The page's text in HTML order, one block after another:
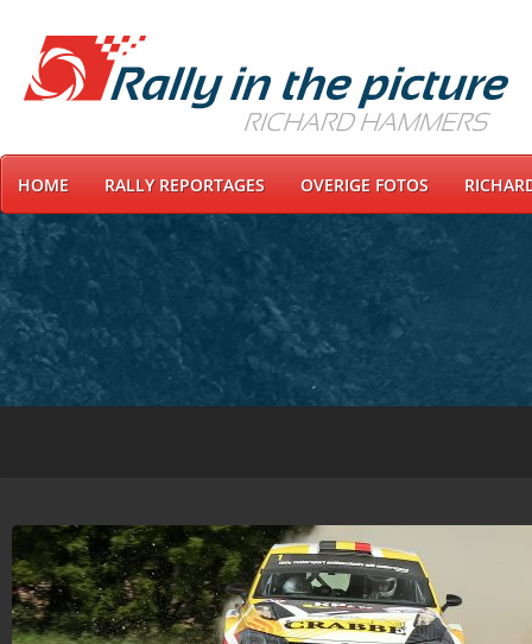
HOME RALLY REPORTAGES OVERIGE FOTOS